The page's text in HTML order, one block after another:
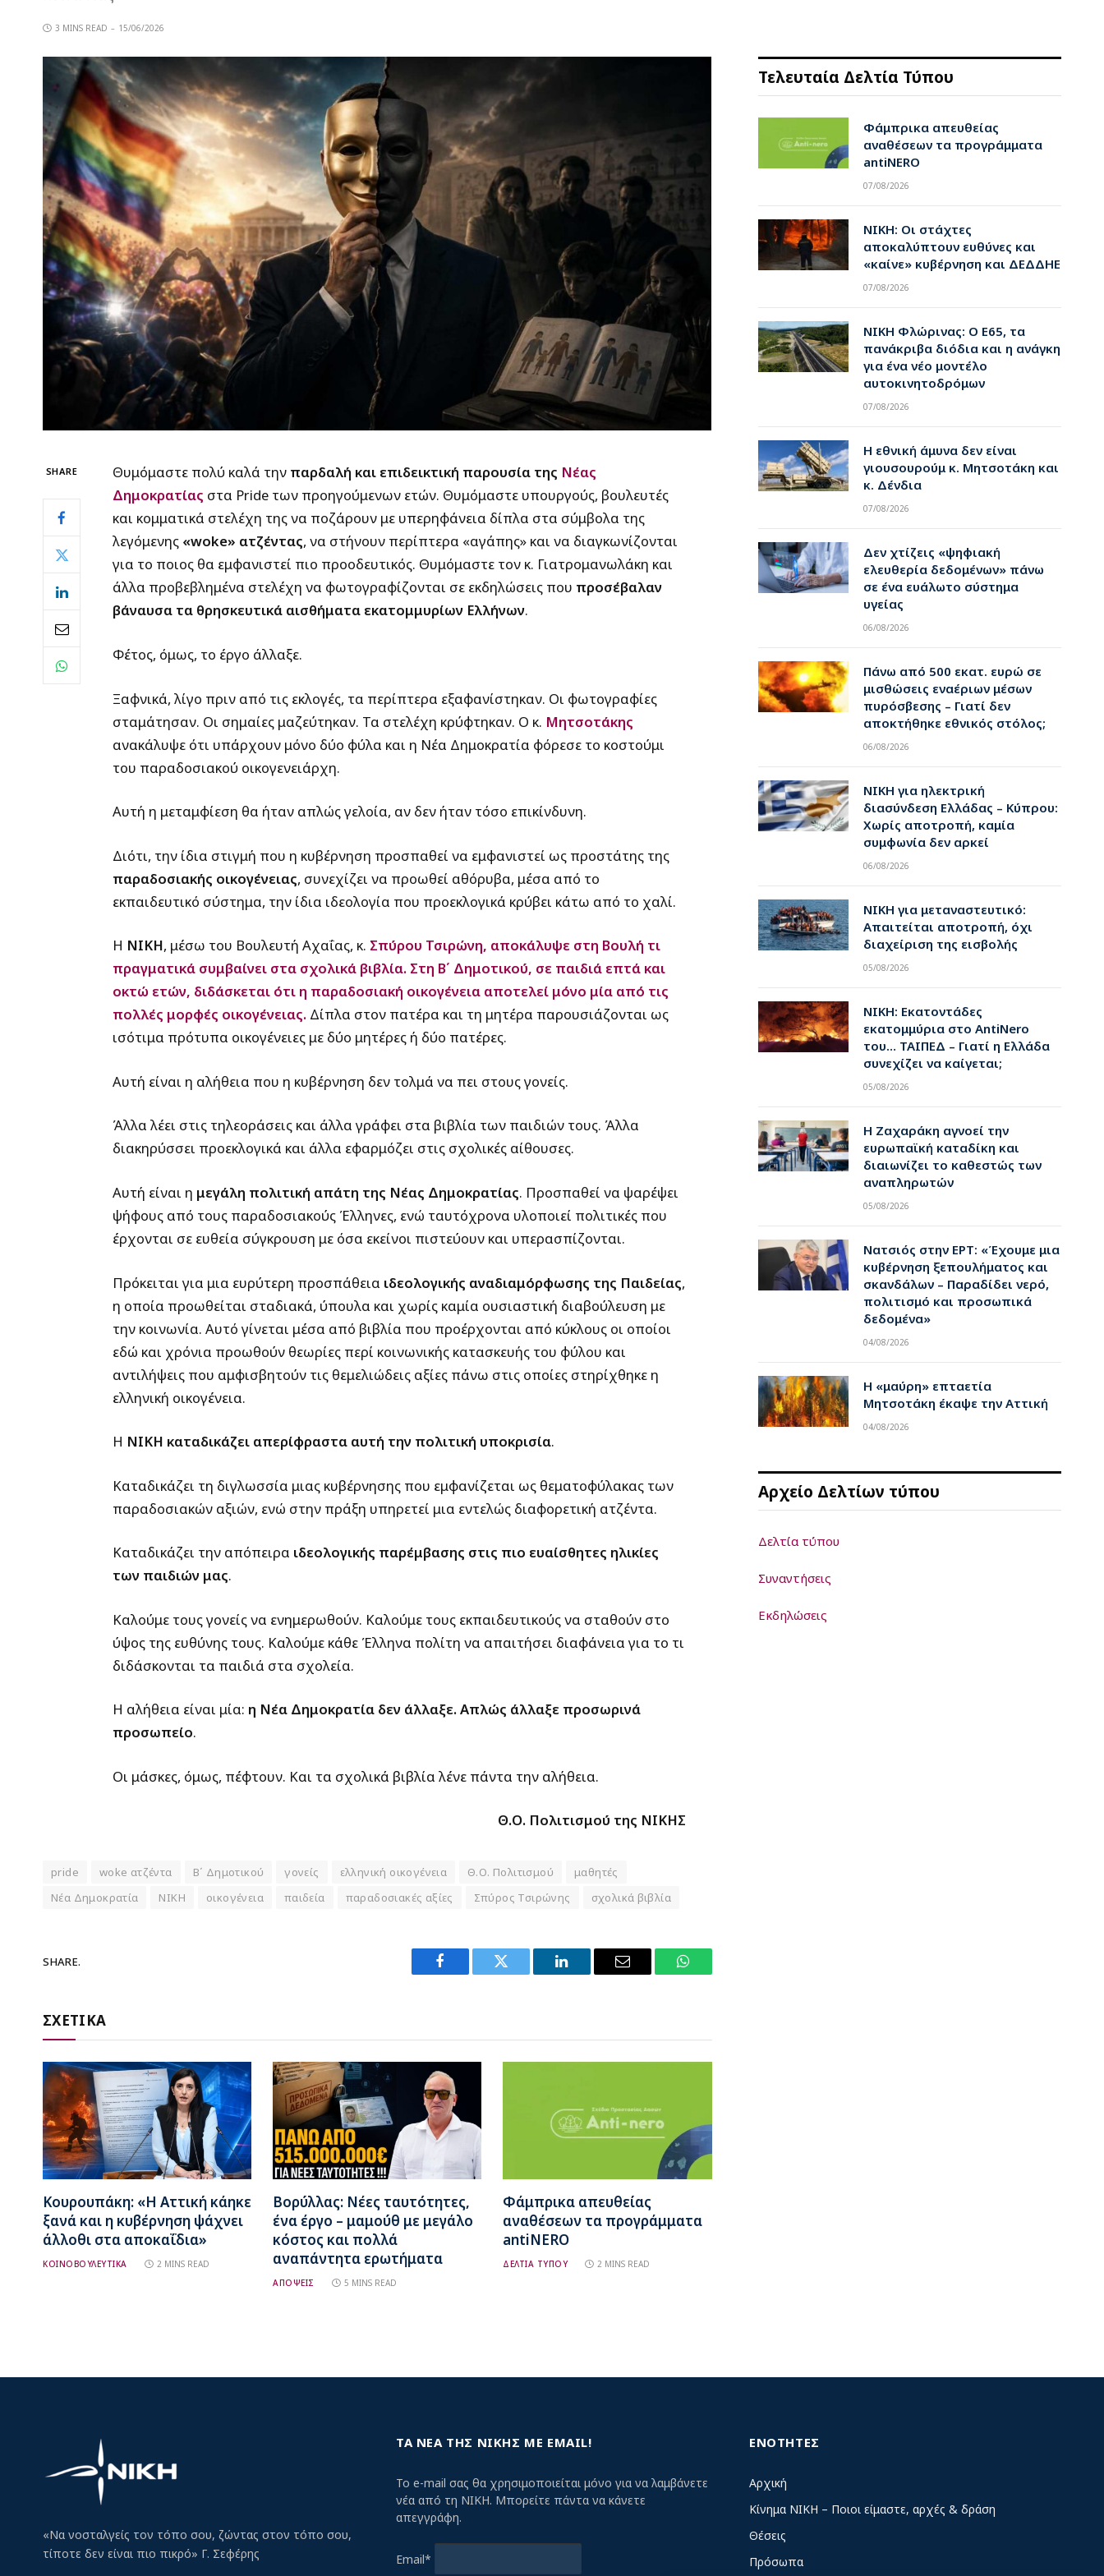
3 MINS READ 15/06/2026
SHARE Θυμόμαστε πολύ καλά την παρδαλή και επιδεικτική παρουσία της Νέας
Δημοκρατίας στα Pride των προηγούμενων ετών. Θυμόμαστε υπουργούς, βουλευτές
και κομματικά στελέχη της να ποζάρουν με υπερηφάνεια δίπλα στα σύμβολα της
λεγόμενης «woke» ατζέντας, να στήνουν περίπτερα «αγάπης» και να διαγκωνίζονται
για το ποιος θα εμφανιστεί πιο προοδευτικός. Θυμόμαστε τον κ. Γιατρομανωλάκη και
άλλα προβεβλημένα στελέχη να φωτογραφίζονται σε εκδηλώσεις που προσέβαλαν
βάναυσα τα θρησκευτικά αισθήματα εκατομμυρίων Ελλήνων.
Φέτος, όμως, το έργο άλλαξε.
Ξαφνικά, λίγο πριν από τις εκλογές, τα περίπτερα εξαφανίστηκαν. Οι φωτογραφίες
σταμάτησαν. Οι σημαίες μαζεύτηκαν. Τα στελέχη κρύφτηκαν. Ο κ. Μητσοτάκης
ανακάλυψε ότι υπάρχουν μόνο δύο φύλα και η Νέα Δημοκρατία φόρεσε το κοστούμι
του παραδοσιακού οικογενειάρχη.
Αυτή η μεταμφίεση θα ήταν απλώς γελοία, αν δεν ήταν τόσο επικίνδυνη.
Διότι, την ίδια στιγμή που η κυβέρνηση προσπαθεί να εμφανιστεί ως προστάτης της
παραδοσιακής οικογένειας, συνεχίζει να προωθεί αθόρυβα, μέσα από το
εκπαιδευτικό σύστημα, την ίδια ιδεολογία που προεκλογικά κρύβει κάτω από το χαλί.
Η ΝΙΚΗ, μέσω του Βουλευτή Αχαΐας, κ. Σπύρου Τσιρώνη, αποκάλυψε στη Βουλή τι
πραγματικά συμβαίνει στα σχολικά βιβλία. Στη Β΄ Δημοτικού, σε παιδιά επτά και
οκτώ ετών, διδάσκεται ότι η παραδοσιακή οικογένεια αποτελεί μόνο μία από τις
πολλές μορφές οικογένειας. Δίπλα στον πατέρα και τη μητέρα παρουσιάζονται ως
ισότιμα πρότυπα οικογένειες με δύο μητέρες ή δύο πατέρες.
Αυτή είναι η αλήθεια που η κυβέρνηση δεν τολμά να πει στους γονείς.
Άλλα λέει στις τηλεοράσεις και άλλα γράφει στα βιβλία των παιδιών τους. Άλλα
διακηρύσσει προεκλογικά και άλλα εφαρμόζει στις σχολικές αίθουσες.
Αυτή είναι η μεγάλη πολιτική απάτη της Νέας Δημοκρατίας. Προσπαθεί να ψαρέψει
ψήφους από τους παραδοσιακούς Έλληνες, ενώ ταυτόχρονα υλοποιεί πολιτικές που
έρχονται σε ευθεία σύγκρουση με όσα εκείνοι πιστεύουν και υπερασπίζονται.
Πρόκειται για μια ευρύτερη προσπάθεια ιδεολογικής αναδιαμόρφωσης της Παιδείας,
η οποία προωθείται σταδιακά, ύπουλα και χωρίς καμία ουσιαστική διαβούλευση με
την κοινωνία. Αυτό γίνεται μέσα από βιβλία που προέρχονται από κύκλους οι οποίοι
εδώ και χρόνια προωθούν θεωρίες περί κοινωνικής κατασκευής του φύλου και
αντιλήψεις που αμφισβητούν τις θεμελιώδεις αξίες πάνω στις οποίες στηρίχθηκε η
ελληνική οικογένεια.
Η ΝΙΚΗ καταδικάζει απερίφραστα αυτή την πολιτική υποκρισία.
Καταδικάζει τη διγλωσσία μιας κυβέρνησης που εμφανίζεται ως θεματοφύλακας των
παραδοσιακών αξιών, ενώ στην πράξη υπηρετεί μια εντελώς διαφορετική ατζέντα.
Καταδικάζει την απόπειρα ιδεολογικής παρέμβασης στις πιο ευαίσθητες ηλικίες
των παιδιών μας.
Καλούμε τους γονείς να ενημερωθούν. Καλούμε τους εκπαιδευτικούς να σταθούν στο
ύψος της ευθύνης τους. Καλούμε κάθε Έλληνα πολίτη να απαιτήσει διαφάνεια για το τι
διδάσκονται τα παιδιά στα σχολεία.
Η αλήθεια είναι μία: η Νέα Δημοκρατία δεν άλλαξε. Απλώς άλλαξε προσωρινά
προσωπείο.
Οι μάσκες, όμως, πέφτουν. Και τα σχολικά βιβλία λένε πάντα την αλήθεια.
Θ.Ο. Πολιτισμού της ΝΙΚΗΣ
pride woke ατζέντα Β΄ Δημοτικού γονείς ελληνική οικογένεια Θ.Ο. Πολιτισμού
μαθητές
Νέα Δημοκρατία
ΝΙΚΗ οικογένεια παιδεία παραδοσιακές αξίες Σπύρος Τσιρώνης σχολικά βιβλία
SHARE.
Facebook Twitter LinkedIn Email WhatsApp
ΣΧΕΤΙΚΑ
Κουρουπάκη: «Η Αττική κάηκε
ξανά και η κυβέρνηση ψάχνει
άλλοθι στα αποκαΐδια»
ΚΟΙΝΟΒΟΥΛΕΥΤΙΚΑ 2 MINS READ
Βορύλλας: Νέες ταυτότητες,
ένα έργο – μαμούθ με μεγάλο
κόστος και πολλά
αναπάντητα ερωτήματα
ΑΠΟΨΕΙΣ 5 MINS READ
Φάμπρικα απευθείας
αναθέσεων τα προγράμματα
antiNERO
ΔΕΛΤΙΑ ΤΥΠΟΥ 2 MINS READ
Τελευταία Δελτία Τύπου
Φάμπρικα απευθείας
αναθέσεων τα προγράμματα
antiNERO
07/08/2026
ΝΙΚΗ: Οι στάχτες
αποκαλύπτουν ευθύνες και
«καίνε» κυβέρνηση και ΔΕΔΔΗΕ
07/08/2026
ΝΙΚΗ Φλώρινας: Ο Ε65, τα
πανάκριβα διόδια και η ανάγκη
για ένα νέο μοντέλο
αυτοκινητοδρόμων
07/08/2026
Η εθνική άμυνα δεν είναι
γιουσουρούμ κ. Μητσοτάκη και
κ. Δένδια
07/08/2026
Δεν χτίζεις «ψηφιακή
ελευθερία δεδομένων» πάνω
σε ένα ευάλωτο σύστημα
υγείας
06/08/2026
Πάνω από 500 εκατ. ευρώ σε
μισθώσεις εναέριων μέσων
πυρόσβεσης – Γιατί δεν
αποκτήθηκε εθνικός στόλος;
06/08/2026
ΝΙΚΗ για ηλεκτρική
διασύνδεση Ελλάδας – Κύπρου:
Χωρίς αποτροπή, καμία
συμφωνία δεν αρκεί
06/08/2026
ΝΙΚΗ για μεταναστευτικό:
Απαιτείται αποτροπή, όχι
διαχείριση της εισβολής
05/08/2026
ΝΙΚΗ: Εκατοντάδες
εκατομμύρια στο AntiNero
του… ΤΑΙΠΕΔ – Γιατί η Ελλάδα
συνεχίζει να καίγεται;
05/08/2026
Η Ζαχαράκη αγνοεί την
ευρωπαϊκή καταδίκη και
διαιωνίζει το καθεστώς των
αναπληρωτών
05/08/2026
Νατσιός στην ΕΡΤ: «Έχουμε μια
κυβέρνηση ξεπουλήματος και
σκανδάλων – Παραδίδει νερό,
πολιτισμό και προσωπικά
δεδομένα»
04/08/2026
Η «μαύρη» επταετία
Μητσοτάκη έκαψε την Αττική
04/08/2026
Αρχείο Δελτίων τύπου
Δελτία τύπου
Συναντήσεις
Εκδηλώσεις
«Να νοσταλγείς τον τόπο σου, ζώντας στον τόπο σου,
τίποτε δεν είναι πιο πικρό» Γ. Σεφέρης
ΤΑ ΝΕΑ ΤΗΣ ΝΙΚΗΣ ΜΕ EMAIL!
Το e-mail σας θα χρησιμοποιείται μόνο για να λαμβάνετε
νέα από τη ΝΙΚΗ. Μπορείτε πάντα να κάνετε
απεγγράφη.
Email*
ΕΝΟΤΗΤΕΣ
Αρχική
Κίνημα ΝΙΚΗ – Ποιοι είμαστε, αρχές & δράση
Θέσεις
Πρόσωπα